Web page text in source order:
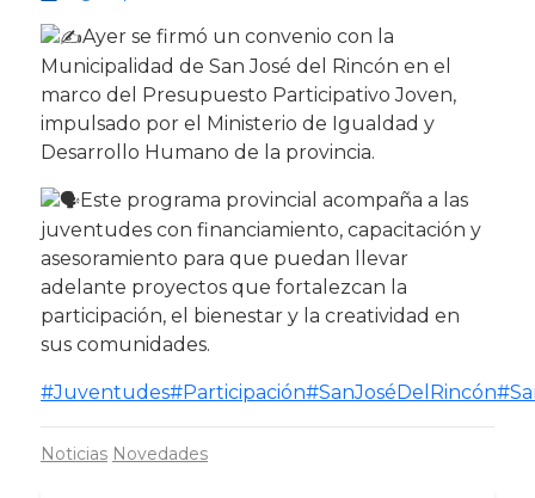
Ayer se firmó un convenio con la
Municipalidad de San José del Rincón en el
marco del Presupuesto ParticipativoJoven,
impulsado por el Ministerio de Igualdad y
Desarrollo Humano de la provincia.
Este programa provincial acompaña a las
juventudes con financiamiento, capacitación y
asesoramiento para que puedan llevar
adelante proyectos que fortalezcan la
participación, el bienestar y la creatividad en
sus comunidades.
#Juventudes#Participación#SanJoséDelRincón
Noticias Novedades